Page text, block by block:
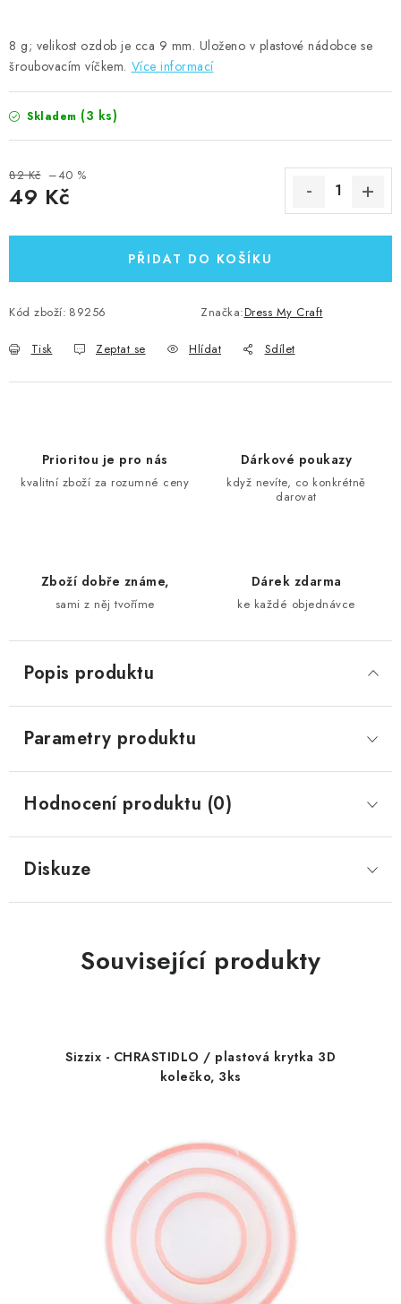
8 g; velikost ozdob je cca 9 mm. Uloženo v plastové nádobce se
šroubovacím víčkem. Více informací
Skladem (3 ks)
82 Kč –40 %
49 Kč
PŘIDAT DO KOŠÍKU
Kód zboží: 89256 Značka:Dress My Craft
Tisk Zeptat se Hlídat Sdílet
Prioritou je pro nás
kvalitní zboží za rozumné ceny
Dárkové poukazy
když nevíte, co konkrétně
darovat
Zboží dobře známe,
sami z něj tvoříme
Dárek zdarma
ke každé objednávce
Popis produktu
Parametry produktu
Hodnocení produktu (0)
Diskuze
Související produkty
Sizzix - CHRASTIDLO / plastová krytka 3D
kolečko, 3ks